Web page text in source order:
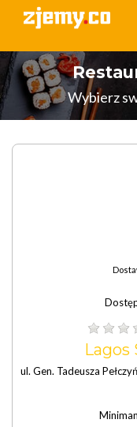
Wybierz
Lagos